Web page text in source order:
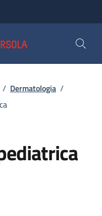
/ Dermatologia /